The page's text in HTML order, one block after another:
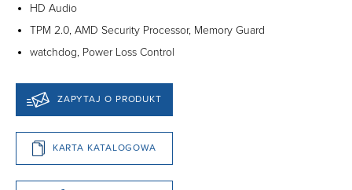
HD Audio
TPM 2.0, AMD Security Processor, Memory Guard
watchdog, Power Loss Control
ZAPYTAJ O PRODUKT
KARTA KATALOGOWA